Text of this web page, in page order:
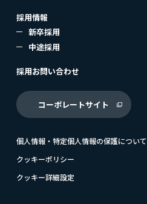
採用情報
新卒採用
中途採用
採用お問い合わせ
コーポレートサイト
個人情報・特定個人情報の保護について
クッキーポリシー
クッキー詳細設定